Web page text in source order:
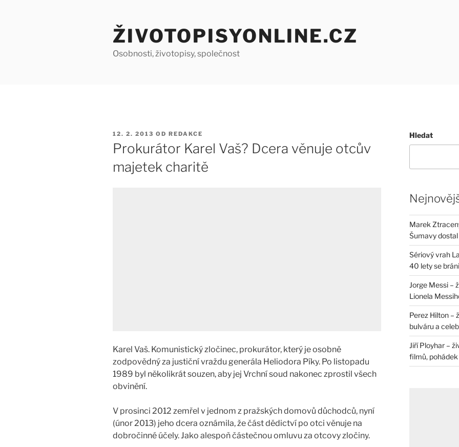
ŽIVOTOPISYONLINE.CZ
Osobnosti, životopisy, společnost
PUBLIKOVÁNO
12. 2. 2013 OD REDAKCE
Prokurátor Karel Vaš? Dcera věnuje otcův
majetek charitě
Karel Vaš. Komunistický zločinec, prokurátor, který je osobně
zodpovědný za justiční vraždu generála Heliodora Píky. Po listopadu
1989 byl několikrát souzen, aby jej Vrchní soud nakonec zprostil všech
obvinění.
V prosinci 2012 zemřel v jednom z pražských domovů důchodců, nyní
(únor 2013) jeho dcera oznámila, že část dědictví po otci věnuje na
dobročinné účely. Jako alespoň částečnou omluvu za otcovy zločiny.
Hledat
Marek
Šumavy
Sériový vrah
40 lety se
Jorge Messi –
Lionela
Perez Hilton –
bulváru a
Jiří Ployhar –
filmů, pohádek